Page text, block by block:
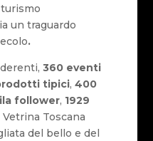
un traguardo
.
360 eventi
tipici, 400
follower, 1929
Toscana
del bello e del